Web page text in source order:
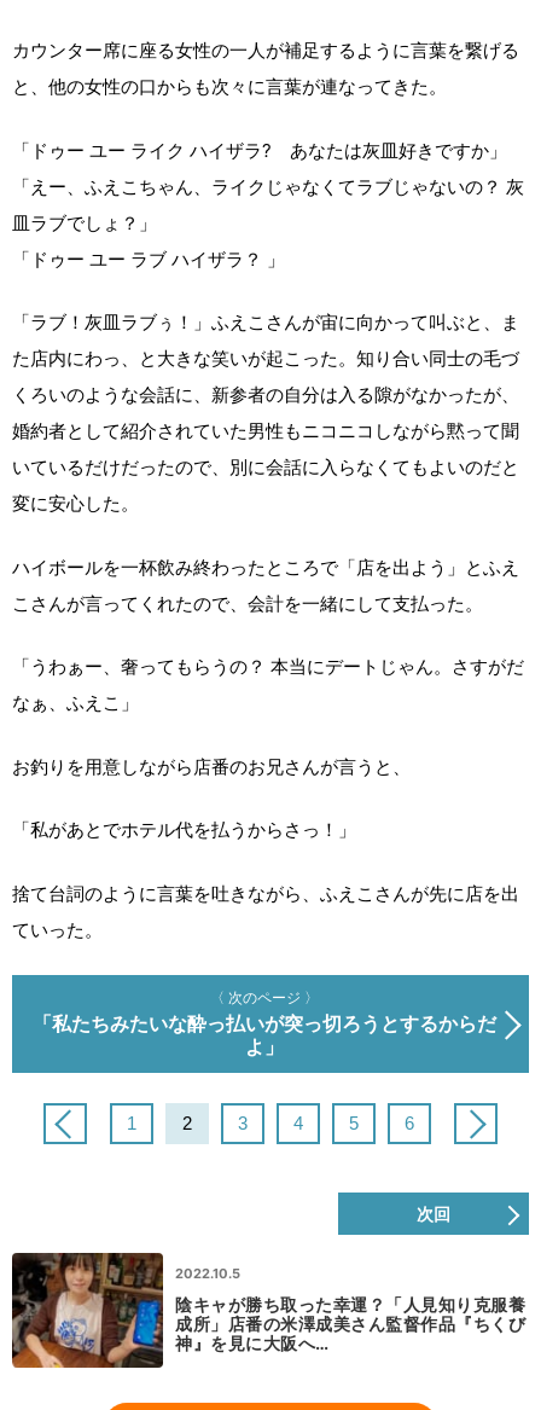
カウンター席に座る女性の一人が補足するように言葉を繋げる
と、他の女性の口からも次々に言葉が連なってきた。
「ドゥー ユー ライク ハイザラ? あなたは灰皿好きですか」
「えー、ふえこちゃん、ライクじゃなくてラブじゃないの？ 灰
皿ラブでしょ？」
「ドゥー ユー ラブ ハイザラ？ 」
「ラブ！灰皿ラブぅ！」ふえこさんが宙に向かって叫ぶと、ま
た店内にわっ、と大きな笑いが起こった。知り合い同士の毛づ
くろいのような会話に、新参者の自分は入る隙がなかったが、
婚約者として紹介されていた男性もニコニコしながら黙って聞
いているだけだったので、別に会話に入らなくてもよいのだと
変に安心した。
ハイボールを一杯飲み終わったところで「店を出よう」とふえ
こさんが言ってくれたので、会計を一緒にして支払った。
「うわぁー、奢ってもらうの？ 本当にデートじゃん。さすがだ
なぁ、ふえこ」
お釣りを用意しながら店番のお兄さんが言うと、
「私があとでホテル代を払うからさっ！」
捨て台詞のように言葉を吐きながら、ふえこさんが先に店を出
ていった。
〈 次のページ 〉
「私たちみたいな酔っ払いが突っ切ろうとするからだ
よ」
1 2 3 4 5 6
次回
2022.10.5
陰キャが勝ち取った幸運？「人見知り克服養
成所」店番の米澤成美さん監督作品『ちくび
神』を見に大阪へ…